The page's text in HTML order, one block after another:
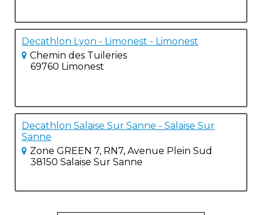
Decathlon Lyon - Limonest - Limonest
Chemin des Tuileries
69760 Limonest
Decathlon Salaise Sur Sanne - Salaise Sur
Sanne
Zone GREEN 7, RN7, Avenue Plein Sud
38150 Salaise Sur Sanne